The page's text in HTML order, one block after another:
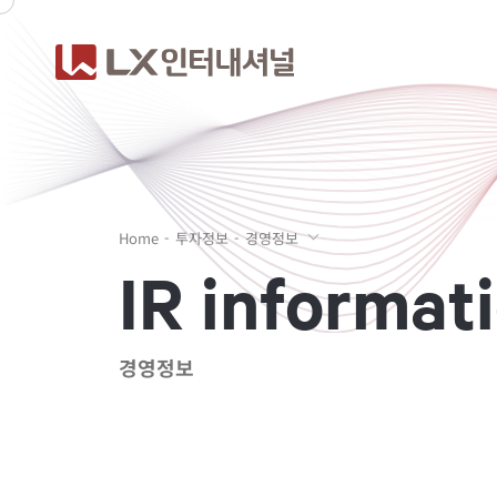
Home 투자정보 경영정보
IR informati
경영정보